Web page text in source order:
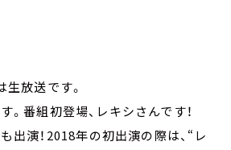
生放送です。
。番組初登場、レキシさんです！
出演！2018年の初出演の際は、“レ